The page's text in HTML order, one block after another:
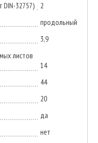
DIN-32757)
2
продольный
3,9
листов
14
44
20
да
нет